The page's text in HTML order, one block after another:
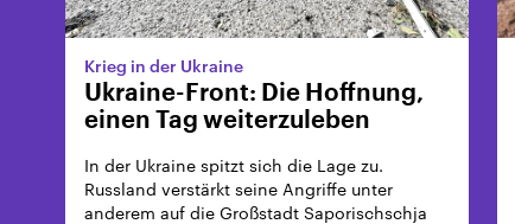
Krieg in der Ukraine
Ukraine-Front: Die Hoffnung,
einen Tag weiterzuleben
In der Ukraine spitzt sich die Lage zu.
Russland verstärkt seine Angriffe unter
anderem auf die Großstadt Saporischschja